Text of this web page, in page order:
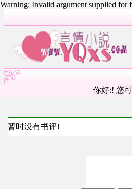
Warning: Invalid argument supplied
你好:! 您
暂时没有书评!